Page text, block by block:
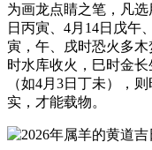
为画龙点睛之笔，凡
日丙寅、4月14日戊午
寅，午、戌时恐火多
时水库收火，巳时金
（如4月3日丁未），
实，才能载物。